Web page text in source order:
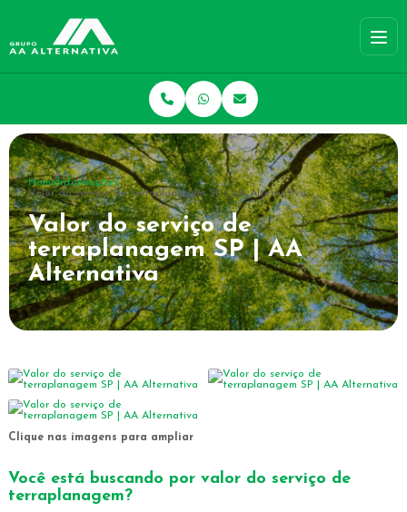
HomeInformações
Valor do serviço de terraplanagem SP | AA Alternativa
Valor do serviço de
terraplanagem SP | AA
Alternativa
Clique nas imagens para ampliar
Você está buscando por valor do serviço de
terraplanagem?